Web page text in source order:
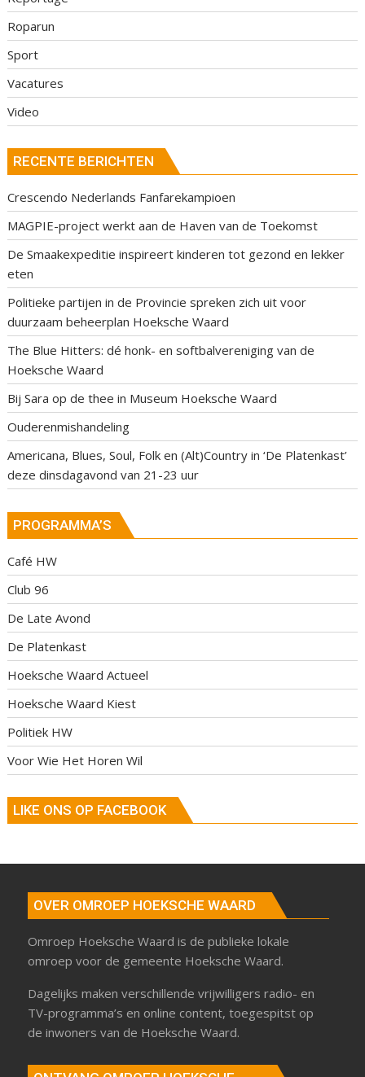
Roparun
Sport
Vacatures
Video
RECENTE BERICHTEN
Crescendo Nederlands Fanfarekampioen
MAGPIE-project werkt aan de Haven van de Toekomst
De Smaakexpeditie inspireert kinderen tot gezond en lekker
eten
Politieke partijen in de Provincie spreken zich uit voor
duurzaam beheerplan Hoeksche Waard
The Blue Hitters: dé honk- en softbalvereniging van de
Hoeksche Waard
Bij Sara op de thee in Museum Hoeksche Waard
Ouderenmishandeling
Americana, Blues, Soul, Folk en (Alt)Country in ‘De Platenkast’
deze dinsdagavond van 21-23 uur
PROGRAMMA’S
Café HW
Club 96
De Late Avond
De Platenkast
Hoeksche Waard Actueel
Hoeksche Waard Kiest
Politiek HW
Voor Wie Het Horen Wil
LIKE ONS OP FACEBOOK
OVER OMROEP HOEKSCHE WAARD
Omroep Hoeksche Waard is de publieke lokale
omroep voor de gemeente Hoeksche Waard.
Dagelijks maken verschillende vrijwilligers radio- en
TV-programma’s en online content, toegespitst op
de inwoners van de Hoeksche Waard.